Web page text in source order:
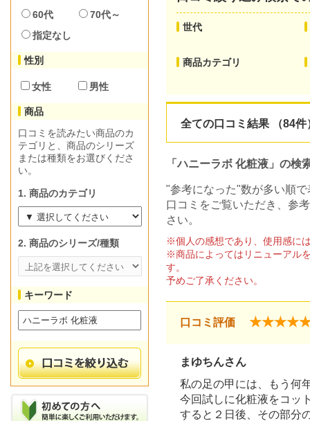
世代
商品カテゴリ
全ての口コミ結果 （84件
「ハニーラボ 化粧液」の検
"参考になった"数が多い順
口コミをご覧いただき、参
さい。
※個人の感想であり、使用感に
※商品によってはリニューアル
す。
予めご了承ください。
口コミ評価
まゆちんさん
私の足の甲には、もう何
今回試しに化粧液をコッ
すると２日後、その部分
60代
70代～
指定なし
性別
女性 男性
商品
口コミを読みたい商品のカ
テゴリと、商品のシリーズ
または種類をお選びくださ
い。
1. 商品のカテゴリ
2. 商品のシリーズ/種類
キーワード